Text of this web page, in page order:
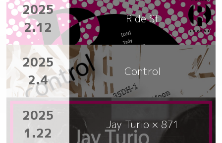
2025
2.12
R de Sf
2025
2.4
Control
2025
1.22
Jay Turio × 871